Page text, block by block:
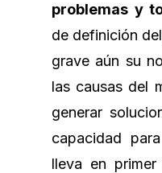
problemas y
de definición
grave aún su
las causas del
generar
capacidad
lleva en